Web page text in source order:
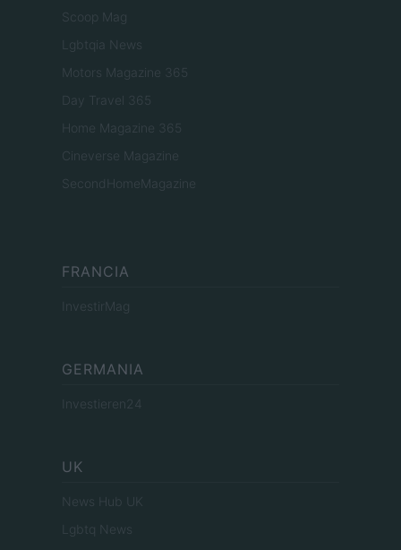
Scoop Mag
Lgbtqia News
Motors Magazine 365
Day Travel 365
Home Magazine 365
Cineverse Magazine
SecondHomeMagazine
FRANCIA
InvestirMag
GERMANIA
Investieren24
UK
News Hub UK
Lgbtq News